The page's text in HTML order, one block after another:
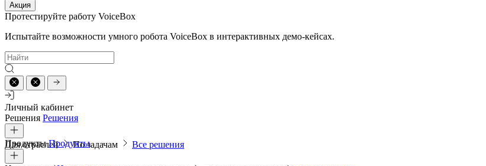
Акция
Протестируйте работу VoiceBox
Испытайте возможности умного робота VoiceBox в интерактивных демо-кейсах.
Личный кабинет
Решения Решения
Для отраслей По задачам Все решения
ПродуктыПродукты